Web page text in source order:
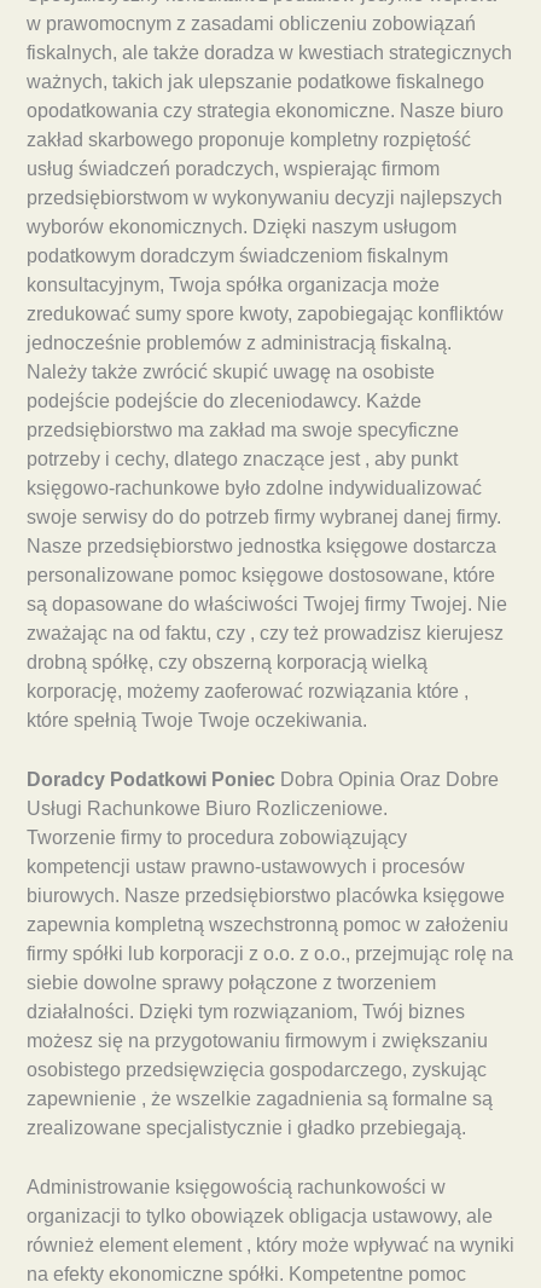
w prawomocnym z zasadami obliczeniu zobowiązań
fiskalnych, ale także doradza w kwestiach strategicznych
ważnych, takich jak ulepszanie podatkowe fiskalnego
opodatkowania czy strategia ekonomiczne. Nasze biuro
zakład skarbowego proponuje kompletny rozpiętość
usług świadczeń poradczych, wspierając firmom
przedsiębiorstwom w wykonywaniu decyzji najlepszych
wyborów ekonomicznych. Dzięki naszym usługom
podatkowym doradczym świadczeniom fiskalnym
konsultacyjnym, Twoja spółka organizacja może
zredukować sumy spore kwoty, zapobiegając konfliktów
jednocześnie problemów z administracją fiskalną.
Należy także zwrócić skupić uwagę na osobiste
podejście podejście do zleceniodawcy. Każde
przedsiębiorstwo ma zakład ma swoje specyficzne
potrzeby i cechy, dlatego znaczące jest , aby punkt
księgowo-rachunkowe było zdolne indywidualizować
swoje serwisy do do potrzeb firmy wybranej danej firmy.
Nasze przedsiębiorstwo jednostka księgowe dostarcza
personalizowane pomoc księgowe dostosowane, które
są dopasowane do właściwości Twojej firmy Twojej. Nie
zważając na od faktu, czy , czy też prowadzisz kierujesz
drobną spółkę, czy obszerną korporacją wielką
korporację, możemy zaoferować rozwiązania które ,
które spełnią Twoje Twoje oczekiwania.
Doradcy Podatkowi Poniec Dobra Opinia Oraz Dobre
Usługi Rachunkowe Biuro Rozliczeniowe.
Tworzenie firmy to procedura zobowiązujący
kompetencji ustaw prawno-ustawowych i procesów
biurowych. Nasze przedsiębiorstwo placówka księgowe
zapewnia kompletną wszechstronną pomoc w założeniu
firmy spółki lub korporacji z o.o. z o.o., przejmując rolę na
siebie dowolne sprawy połączone z tworzeniem
działalności. Dzięki tym rozwiązaniom, Twój biznes
możesz się na przygotowaniu firmowym i zwiększaniu
osobistego przedsięwzięcia gospodarczego, zyskując
zapewnienie , że wszelkie zagadnienia są formalne są
zrealizowane specjalistycznie i gładko przebiegają.
Administrowanie księgowością rachunkowości w
organizacji to tylko obowiązek obligacja ustawowy, ale
również element element , który może wpływać na wyniki
na efekty ekonomiczne spółki. Kompetentne pomoc